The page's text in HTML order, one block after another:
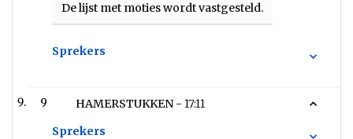
De lijst met moties wordt vastgesteld.
Sprekers
9 HAMERSTUKKEN - 17:11
Sprekers